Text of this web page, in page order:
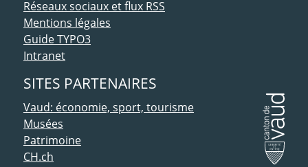
Réseaux sociaux et flux RSS
Mentions légales
Guide TYPO3
Intranet
SITES PARTENAIRES
Vaud: économie, sport, tourisme
Musées
Patrimoine
CH.ch